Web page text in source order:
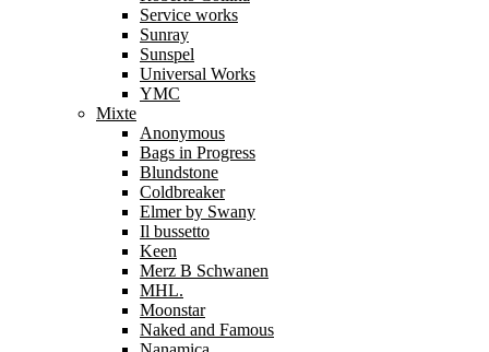
Service works
Sunray
Sunspel
Universal Works
YMC
Mixte
Anonymous
Bags in Progress
Blundstone
Coldbreaker
Elmer by Swany
Il bussetto
Keen
Merz B Schwanen
MHL.
Moonstar
Naked and Famous